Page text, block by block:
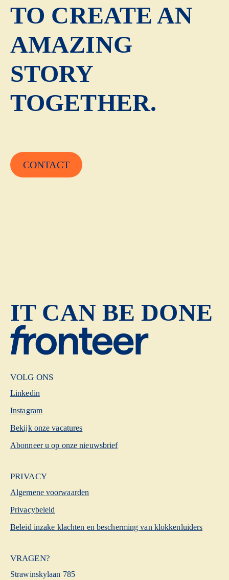
TO CREATE AN
AMAZING
STORY
TOGETHER.
CONTACT
IT CAN BE DONE
VOLG ONS
Linkedin
Instagram
Bekijk onze vacatures
Abonneer u op onze nieuwsbrief
PRIVACY
Algemene voorwaarden
Privacybeleid
Beleid inzake klachten en bescherming van klokkenluiders
VRAGEN?
Strawinskylaan 785